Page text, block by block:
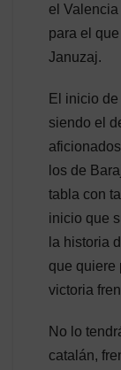
el
para el
Januzaj.
El inicio
siendo el
los de
tabla con
inicio que
la historia
que quiere
victoria
No lo
catalán,